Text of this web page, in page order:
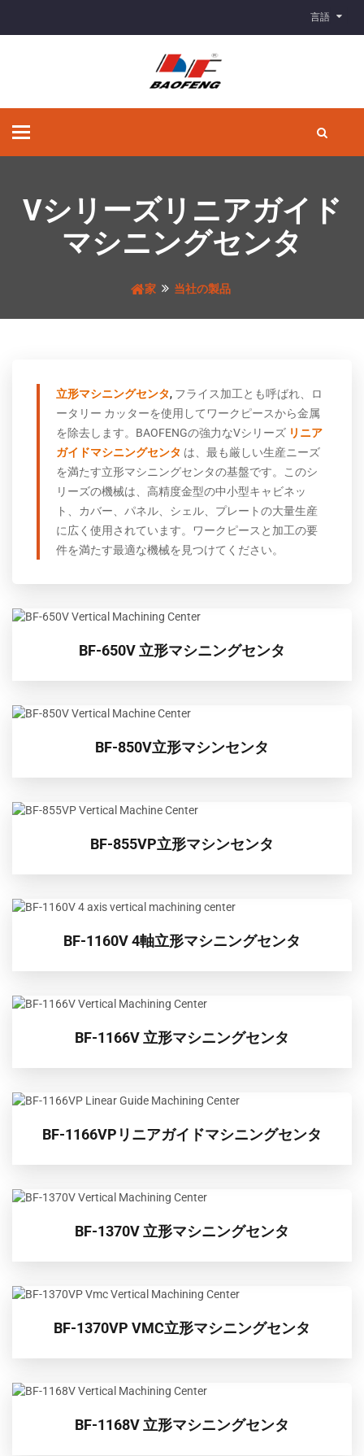
言語
ナ
シ
ョ
Vシリーズリニアガイド
マシニングセンタ
家 当社の製品
立形マシニングセンタ, フライス加工とも呼ばれ、ロ
ータリー カッターを使用してワークピースから金属
を除去します。BAOFENGの強力なVシリーズ リニア
ガイドマシニングセンタ は、最も厳しい生産ニーズ
を満たす立形マシニングセンタの基盤です。
このシ
リーズの機械は、高精度金型の中小型キャビネッ
ト、カバー、パネル、シェル、プレートの大量生産
に広く使用されています。
ワークピースと加工の要
件を満たす最適な機械を見つけてください。
BF-650V 立形マシニングセンタ
BF-850V立形マシンセンタ
BF-855VP立形マシンセンタ
BF-1160V 4軸立形マシニングセンタ
BF-1166V 立形マシニングセンタ
BF-1166VPリニアガイドマシニングセンタ
BF-1370V 立形マシニングセンタ
BF-1370VP VMC立形マシニングセンタ
BF-1168V 立形マシニングセンタ